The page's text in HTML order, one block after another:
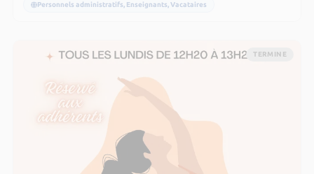
Personnels administratifs, Enseignants, Vacataires
TERMINE